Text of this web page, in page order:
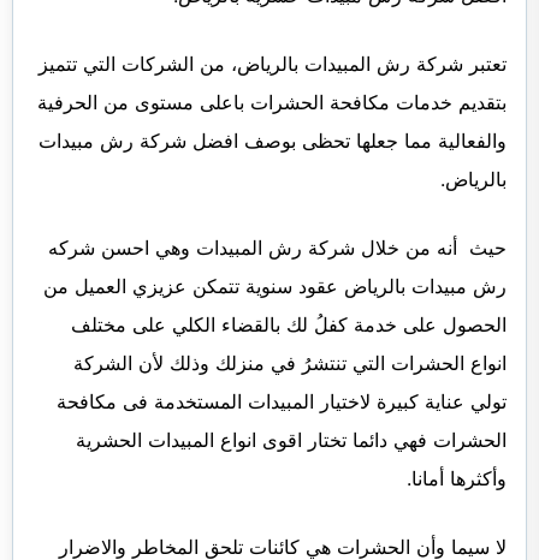
تعتبر شركة رش المبيدات بالرياض، من الشركات التي تتميز
بتقديم خدمات مكافحة الحشرات باعلى مستوى من الحرفية
والفعالية مما جعلها تحظى بوصف افضل شركة رش مبيدات
بالرياض.
حيث أنه من خلال شركة رش المبيدات وهي احسن شركه
رش مبيدات بالرياض عقود سنوية تتمكن عزيزي العميل من
الحصول على خدمة كفلُ لك بالقضاء الكلي على مختلف
انواع الحشرات التي تنتشرُ في منزلك وذلك لأن الشركة
تولي عناية كبيرة لاختيار المبيدات المستخدمة فى مكافحة
الحشرات فهي دائما تختار اقوى انواع المبيدات الحشرية
وأكثرها أمانا.
لا سيما وأن الحشرات هي كائنات تلحق المخاطر والاضرار